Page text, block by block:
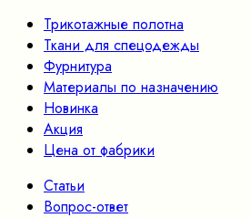
Трикотажные полотна
Ткани для спецодежды
Фурнитура
Материалы по назначению
Новинка
Акция
Цена от фабрики
Статьи
Вопрос-ответ